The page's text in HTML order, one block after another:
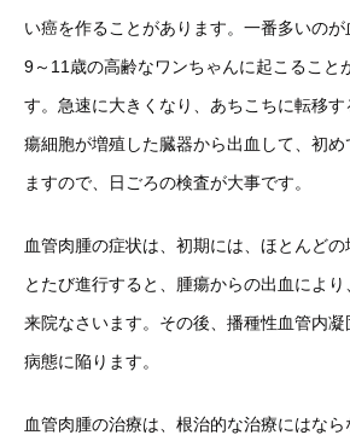
い癌を作ることがあります。一番多いの
9～11歳の高齢なワンちゃんに起こること
す。急速に大きくなり、あちこちに転移
瘍細胞が増殖した臓器から出血して、初め
ますので、日ごろの検査が大事です。
血管肉腫の症状は、初期には、ほとんど
とたび進行すると、腫瘍からの出血によ
来院なさいます。その後、播種性血管内
病態に陥ります。
血管肉腫の治療は、根治的な治療にはな